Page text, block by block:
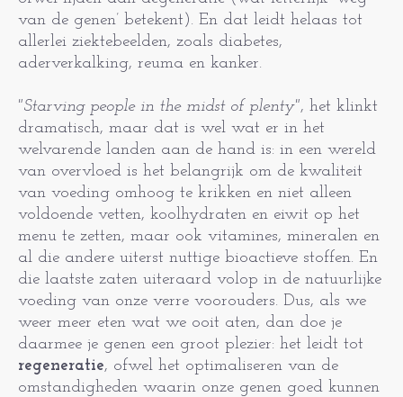
van de genen’ betekent). En dat leidt helaas tot
allerlei ziektebeelden, zoals diabetes,
aderverkalking, reuma en kanker.
"Starving people in the midst of plenty", het klinkt
dramatisch, maar dat is wel wat er in het
welvarende landen aan de hand is: in een wereld
van overvloed is het belangrijk om de kwaliteit
van voeding omhoog te krikken en niet alleen
voldoende vetten, koolhydraten en eiwit op het
menu te zetten, maar ook vitamines, mineralen en
al die andere uiterst nuttige bioactieve stoffen. En
die laatste zaten uiteraard volop in de natuurlijke
voeding van onze verre voorouders. Dus, als we
weer meer eten wat we ooit aten, dan doe je
daarmee je genen een groot plezier: het leidt tot
regeneratie, ofwel het optimaliseren van de
omstandigheden waarin onze genen goed kunnen